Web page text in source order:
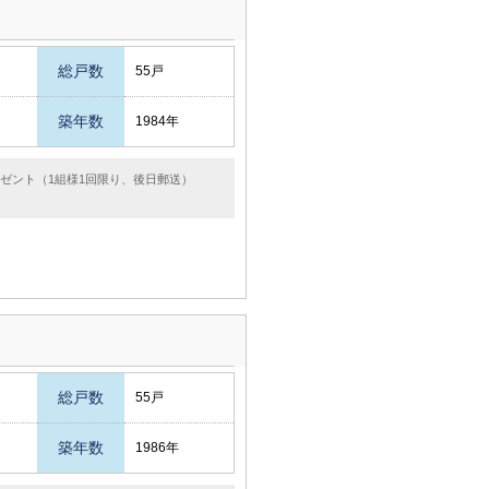
総戸数 55戸
築年数 1984年
ント（1組様1回限り、後日郵送）
総戸数 55戸
築年数 1986年